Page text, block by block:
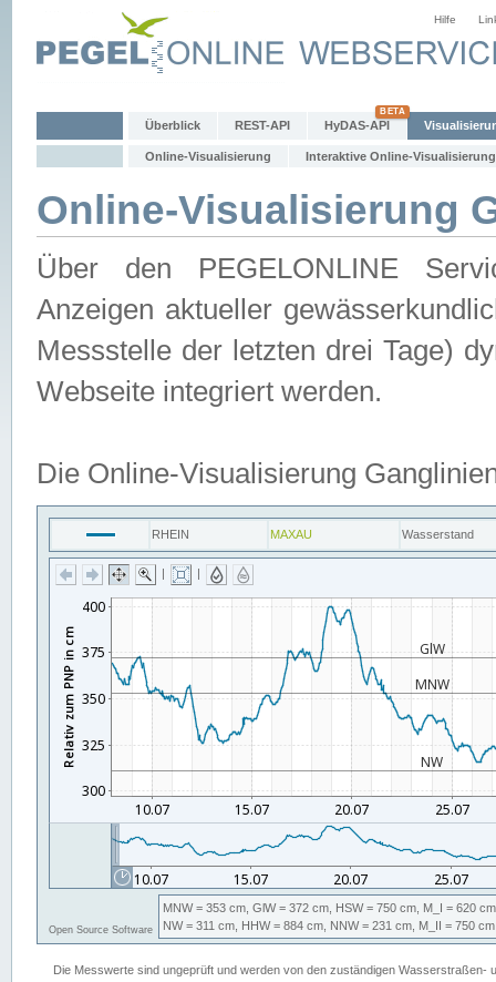
Hilfe
Überblick REST-API HyDAS-API
Online-Visualisierung Interaktive Online-Visualisierung
Online-Visualisierung
Über den PEGELONLINE
Anzeigen aktueller
Messstelle der letzten drei Tage)
Webseite integriert werden.
Die Online-Visualisierung